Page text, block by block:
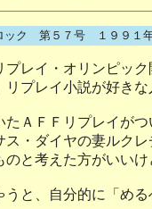
ック 第５７号 １９９１
レイ・オリンピック
リプレイ小説が好き
ＡＦＦリプレイが
ス・ダイヤの妻ルク
のと考えた方がいいけ
と、自分的に「め